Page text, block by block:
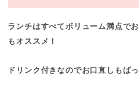
ランチはすべてボリューム満点で
もオススメ！
ドリンク付きなのでお口直しもば